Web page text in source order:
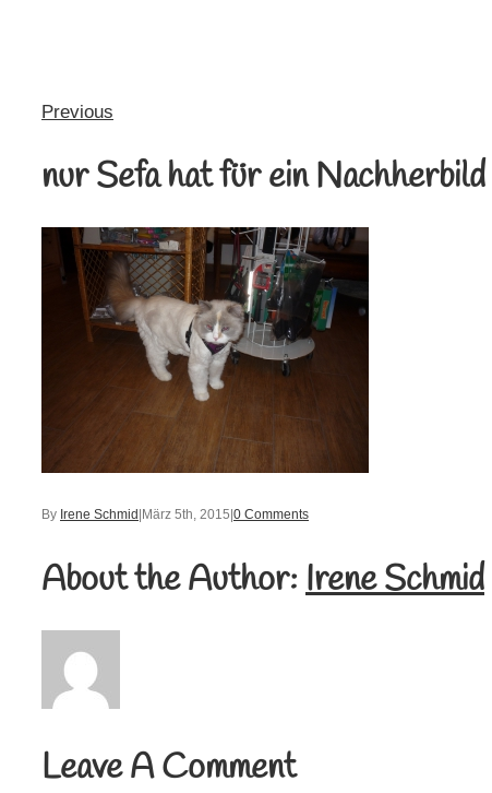
Previous
nur Sefa hat für ein
By Irene Schmid März 5th, 2015 0 Comments
About the Author:Irene Schmid
Leave A Comment